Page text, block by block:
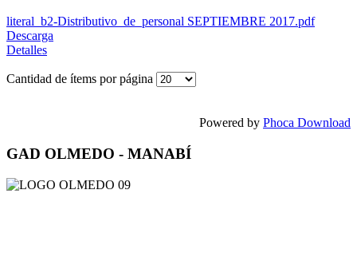
literal_b2-Distributivo_de_personal SEPTIEMBRE 2017.pdf
Descarga
Detalles
Cantidad de ítems por página
Powered by Phoca Download
GAD OLMEDO - MANABÍ